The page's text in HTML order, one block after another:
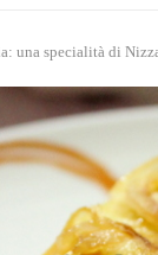
una specialità di